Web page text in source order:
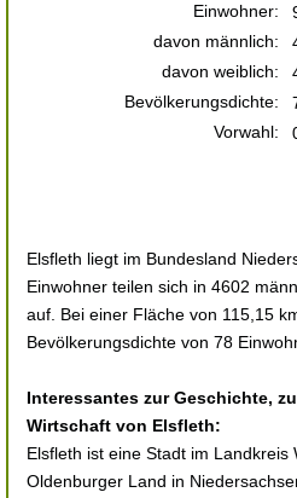
Einwohner:
davon männlich:
davon weiblich:
Bevölkerungsdichte:
Vorwahl:
Elsfleth liegt im Bundesland
Einwohner teilen sich in 4602
auf. Bei einer Fläche von 115,15
Bevölkerungsdichte von 78
Interessantes zur Geschichte,
Wirtschaft von Elsfleth:
Elsfleth ist eine Stadt im Landkreis
Oldenburger Land in